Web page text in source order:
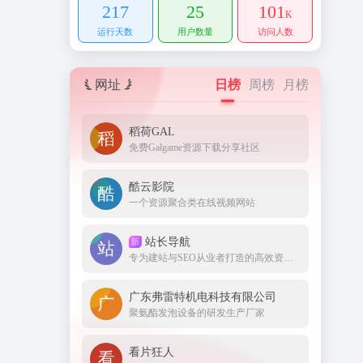
217
运行天数
25
用户数量
101K
访问人数
网址 日榜 周榜 月榜
稻荷GAL
免费Galgame资源下载分享社区
酷云影院
一个资源聚合类在线视频网站
新 站长导航
广东弗雷特机电科技有限公司
聚氨酯发泡设备的研发生产厂家
看片狂人